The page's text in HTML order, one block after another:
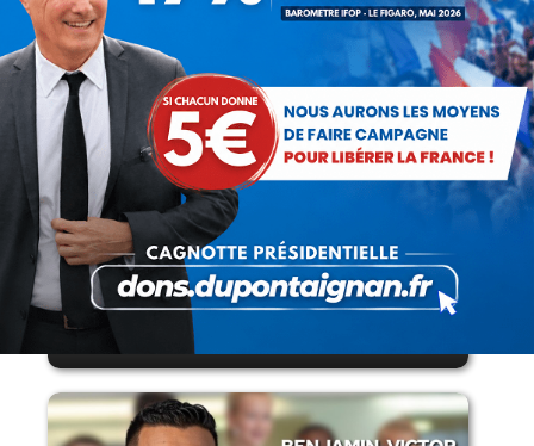
Lorsque tout flambe et que l’État
s’affaisse.